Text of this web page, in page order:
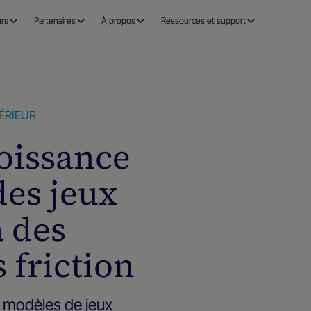
Partenaires À propos Ressources et support
jeux
des
friction
de jeux